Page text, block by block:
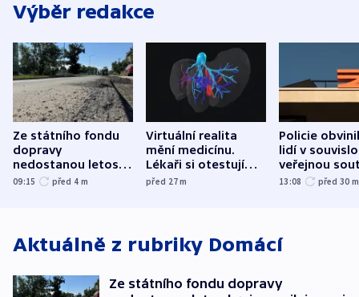
Výběr redakce
Ze státního fondu
dopravy
nedostanou letos
kraje na silnice ani
09:15 před 4 m
Virtuální realita
mění medicínu.
Lékaři si otestují
každý řez, říká
před 27m
Policie
lidí v
veřejnou
Správy
13:08 před 30 m
Aktuálně z rubriky Domácí
Ze státního fondu dopravy